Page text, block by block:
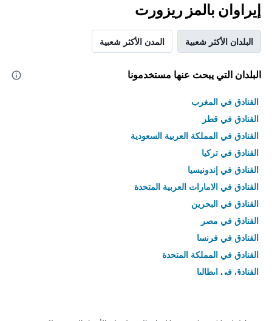
إيراوان بالمز ريزورت
البلدان الأكثر شعبية المدن الأكثر شعبية
البلدان التي يبحث عنها مستخدمونا
الفنادق في المغرب
الفنادق في قطر
الفنادق في المملكة العربية السعودية
الفنادق في تركيا
الفنادق في إندونيسيا
الفنادق في الامارات العربية المتحدة
الفنادق في البحرين
الفنادق في مصر
الفنادق في فرنسا
الفنادق في المملكة المتحدة
الفنادق في إيطاليا